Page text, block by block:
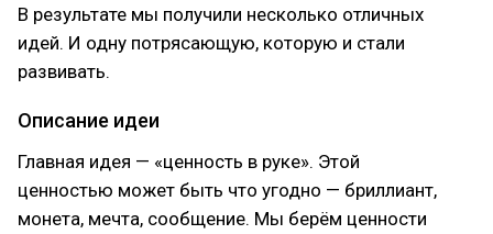
В результате мы получили несколько отличных
идей. И одну потрясающую, которую и стали
развивать.
Описание идеи
Главная идея — «ценность в руке». Этой
ценностью может быть что угодно — бриллиант,
монета, мечта, сообщение. Мы берём ценности